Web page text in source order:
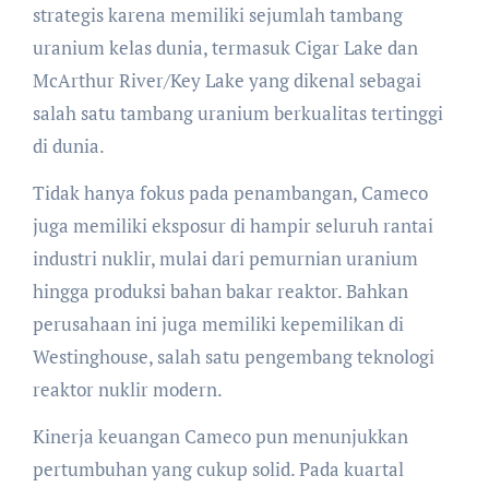
strategis karena memiliki sejumlah tambang
uranium kelas dunia, termasuk Cigar Lake dan
McArthur River/Key Lake yang dikenal sebagai
salah satu tambang uranium berkualitas tertinggi
di dunia.
Tidak hanya fokus pada penambangan, Cameco
juga memiliki eksposur di hampir seluruh rantai
industri nuklir, mulai dari pemurnian uranium
hingga produksi bahan bakar reaktor. Bahkan
perusahaan ini juga memiliki kepemilikan di
Westinghouse, salah satu pengembang teknologi
reaktor nuklir modern.
Kinerja keuangan Cameco pun menunjukkan
pertumbuhan yang cukup solid. Pada kuartal